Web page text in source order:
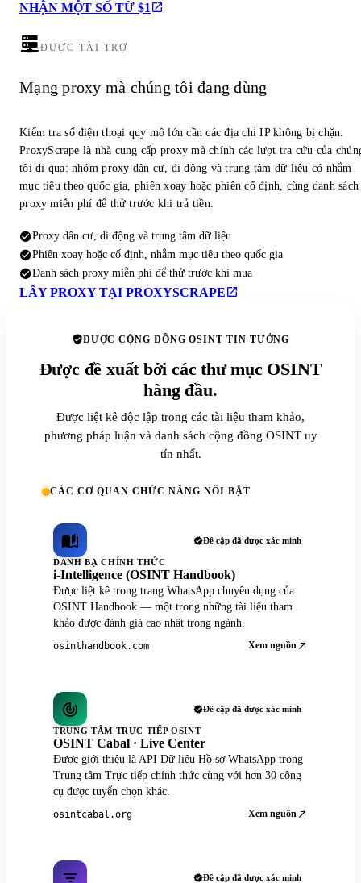
NHẬN MỘT SỐ TỪ $1
ĐƯỢC TÀI TRỢ
Mạng proxy mà chúng tôi đang dùng
Kiểm tra số điện thoại quy mô lớn cần các địa chỉ IP không bị chặn.
ProxyScrape là nhà cung cấp proxy mà chính các lượt tra cứu của
tôi đi qua: nhóm proxy dân cư, di động và trung tâm dữ liệu có nhắm
mục tiêu theo quốc gia, phiên xoay hoặc phiên cố định, cùng danh sách
proxy miễn phí để thử trước khi trả tiền.
Proxy dân cư, di động và trung tâm dữ liệu
Phiên xoay hoặc cố định, nhắm mục tiêu theo quốc gia
Danh sách proxy miễn phí để thử trước khi mua
LẤY PROXY TẠI PROXYSCRAPE
ĐƯỢC CỘNG ĐỒNG OSINT TIN TƯỞNG
Được đề xuất bởi các thư mục OSINT
hàng đầu.
Được liệt kê độc lập trong các tài liệu tham khảo,
phương pháp luận và danh sách cộng đồng OSINT uy
tín nhất.
CÁC CƠ QUAN CHỨC NĂNG NỔI BẬT
Đề cập đã được xác minh
DANH BẠ CHÍNH THỨC
i-Intelligence (OSINT Handbook)
Được liệt kê trong trang WhatsApp chuyên dụng của
OSINT Handbook — một trong những tài liệu tham
khảo được đánh giá cao nhất trong ngành.
osinthandbook.com Xem nguồn
Đề cập đã được xác minh
TRUNG TÂM TRỰC TIẾP OSINT
OSINT Cabal · Live Center
Được giới thiệu là API Dữ liệu Hồ sơ WhatsApp trong
Trung tâm Trực tiếp chính thức cùng với hơn 30 công
cụ được tuyển chọn khác.
osintcabal.org Xem nguồn
Đề cập đã được xác minh